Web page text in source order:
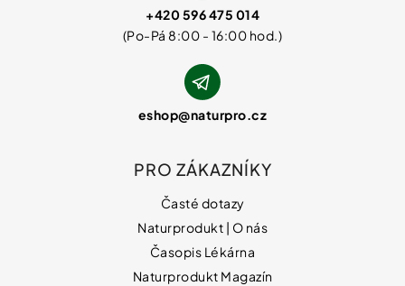
eshop@naturpro.cz
+420 596 475 014
PRO ZÁKAZNÍKY
Časté dotazy
Naturprodukt | O nás
Časopis Lékárna
Naturprodukt Magazín